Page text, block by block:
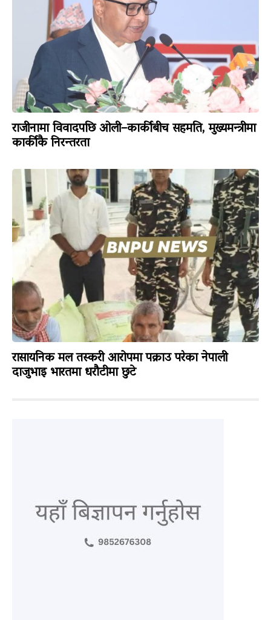
राजीनामा विवादपछि ओली–कार्कीबीच सहमति, मुख्यमन्त्रीमा
कार्कीकै निरन्तरता
रासायनिक मल तस्करी आरोपमा पक्राउ परेका नेपाली
दाजुभाइ भारतमा धरौटीमा छुटे